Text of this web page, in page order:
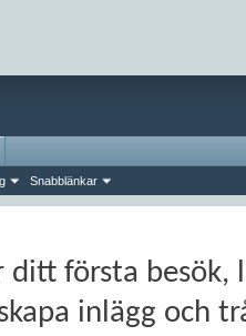
Snabblänkar
ditt första besök,
inlägg och